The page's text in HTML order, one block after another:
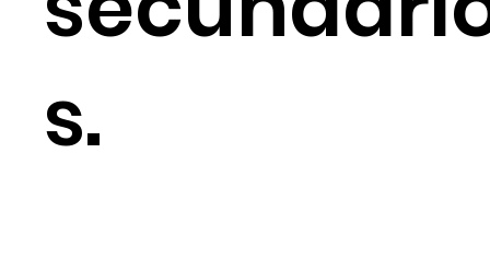
s.